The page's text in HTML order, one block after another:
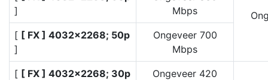
]
Mbps
[ [ FX ] 4032×2268; 50p
]
Ongeveer 700
Mbps
[ [ FX ] 4032×2268; 30p
Ongeveer 420